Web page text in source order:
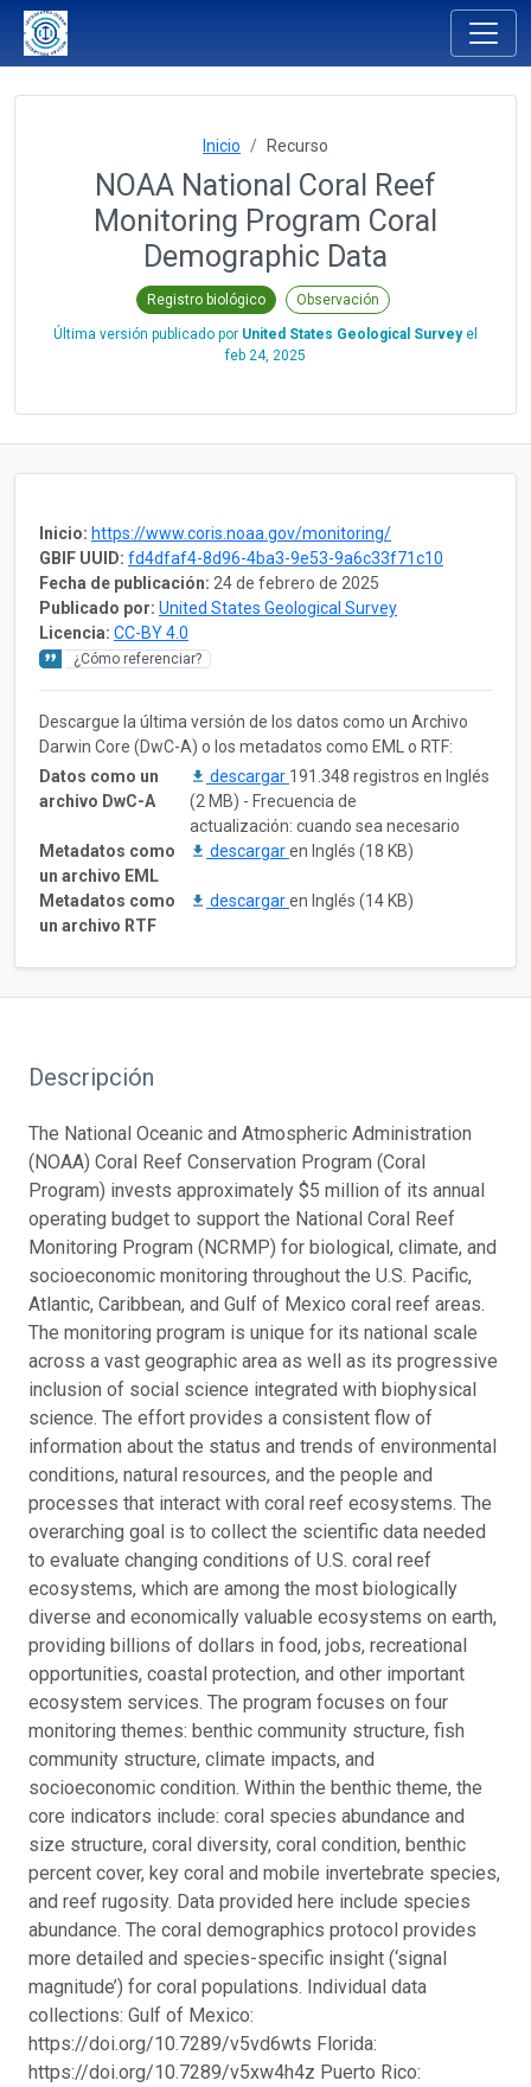
Inicio Recurso
NOAA National Coral Reef
Monitoring Program Coral
Demographic Data
Registro biológico Observación
Última versión publicado por United States Geological Surveyel
feb 24, 2025
Inicio: https://www.coris.noaa.gov/monitoring/
GBIF UUID: fd4dfaf4-8d96-4ba3-9e53-9a6c33f71c10
Fecha de publicación: 24 de febrero de 2025
Publicado por: United States Geological Survey
Licencia: CC-BY 4.0
¿Cómo referenciar?
Descargue la última versión de los datos como un Archivo
Darwin Core (DwC-A) o los metadatos como EML o RTF:
Datos como un
archivo DwC-A
descargar 191.348 registros en Inglés
(2 MB) - Frecuencia de
actualización: cuando sea necesario
Metadatos como
un archivo EML
descargaren Inglés (18 KB)
Metadatos como
un archivo RTF
descargaren Inglés (14 KB)
Descripción
The National Oceanic and Atmospheric Administration
(NOAA) Coral Reef Conservation Program (Coral
Program) invests approximately $5 million of its annual
operating budget to support the National Coral Reef
Monitoring Program (NCRMP) for biological, climate, and
socioeconomic monitoring throughout the U.S. Pacific,
Atlantic, Caribbean, and Gulf of Mexico coral reef areas.
The monitoring program is unique for its national scale
across a vast geographic area as well as its progressive
inclusion of social science integrated with biophysical
science. The effort provides a consistent flow of
information about the status and trends of environmental
conditions, natural resources, and the people and
processes that interact with coral reef ecosystems. The
overarching goal is to collect the scientific data needed
to evaluate changing conditions of U.S. coral reef
ecosystems, which are among the most biologically
diverse and economically valuable ecosystems on earth,
providing billions of dollars in food, jobs, recreational
opportunities, coastal protection, and other important
ecosystem services. The program focuses on four
monitoring themes: benthic community structure, fish
community structure, climate impacts, and
socioeconomic condition. Within the benthic theme, the
core indicators include: coral species abundance and
size structure, coral diversity, coral condition, benthic
percent cover, key coral and mobile invertebrate species,
and reef rugosity. Data provided here include species
abundance. The coral demographics protocol provides
more detailed and species-specific insight (‘signal
magnitude’) for coral populations. Individual data
collections: Gulf of Mexico:
https://doi.org/10.7289/v5vd6wts Florida:
https://doi.org/10.7289/v5xw4h4z Puerto Rico: